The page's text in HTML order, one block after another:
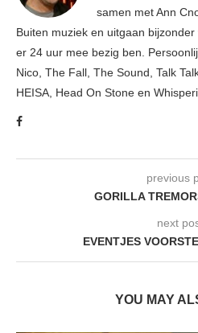
samen met Ann
Buiten muziek en uitgaan
er 24 uur mee bezig ben.
Nico, The Fall, The Sound, Talk
HEISA, Head On Stone en
previous
GORILLA
next
EVENTJES
YOU MAY